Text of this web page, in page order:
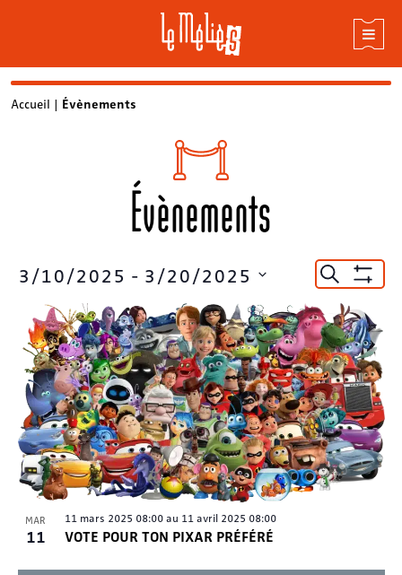
SkipAccueil | Évènements
Évènements
et
de
vues
Recherche
Montrer
Filtres
3/10/2025 - 3/20/2025
date
MAR
11
11 mars 2025 08:00au 11 avril 2025 08:00
VOTE POUR TON PIXAR PRÉFÉRÉ